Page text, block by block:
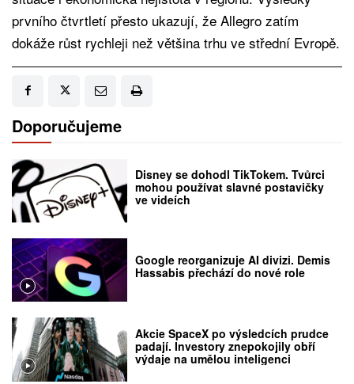
prvního čtvrtletí přesto ukazují, že Allegro zatím
dokáže růst rychleji než většina trhu ve střední Evropě.
Doporučujeme
Disney se dohodl TikTokem. Tvůrci
mohou používat slavné postavičky
ve videích
Google reorganizuje AI divizi. Demis
Hassabis přechází do nové role
Akcie SpaceX po výsledcích prudce
padají. Investory znepokojily obří
výdaje na umělou inteligenci